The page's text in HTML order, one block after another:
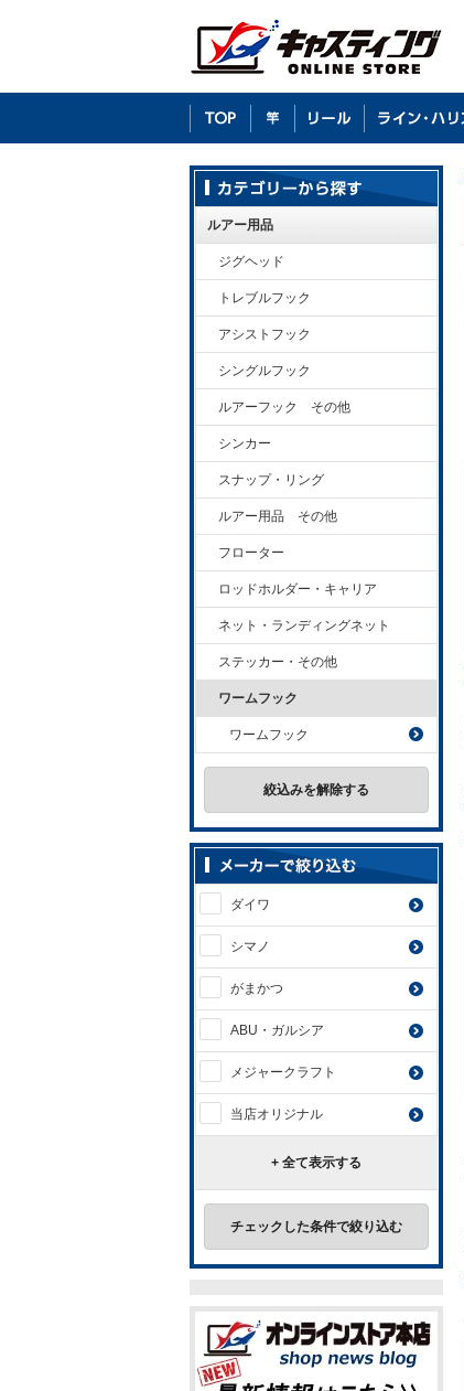
ルアー用品
ジグヘッド
トレブルフック
アシストフック
シングルフック
ルアーフック その他
シンカー
スナップ・リング
ルアー用品 その他
フローター
ロッドホルダー・キャリア
ネット・ランディングネット
ステッカー・その他
ワームフック
ワームフック
絞込みを解除する
ダイワ
シマノ
がまかつ
ABU・ガルシア
メジャークラフト
当店オリジナル
+ 全て表示する
チェックした条件で絞り込む